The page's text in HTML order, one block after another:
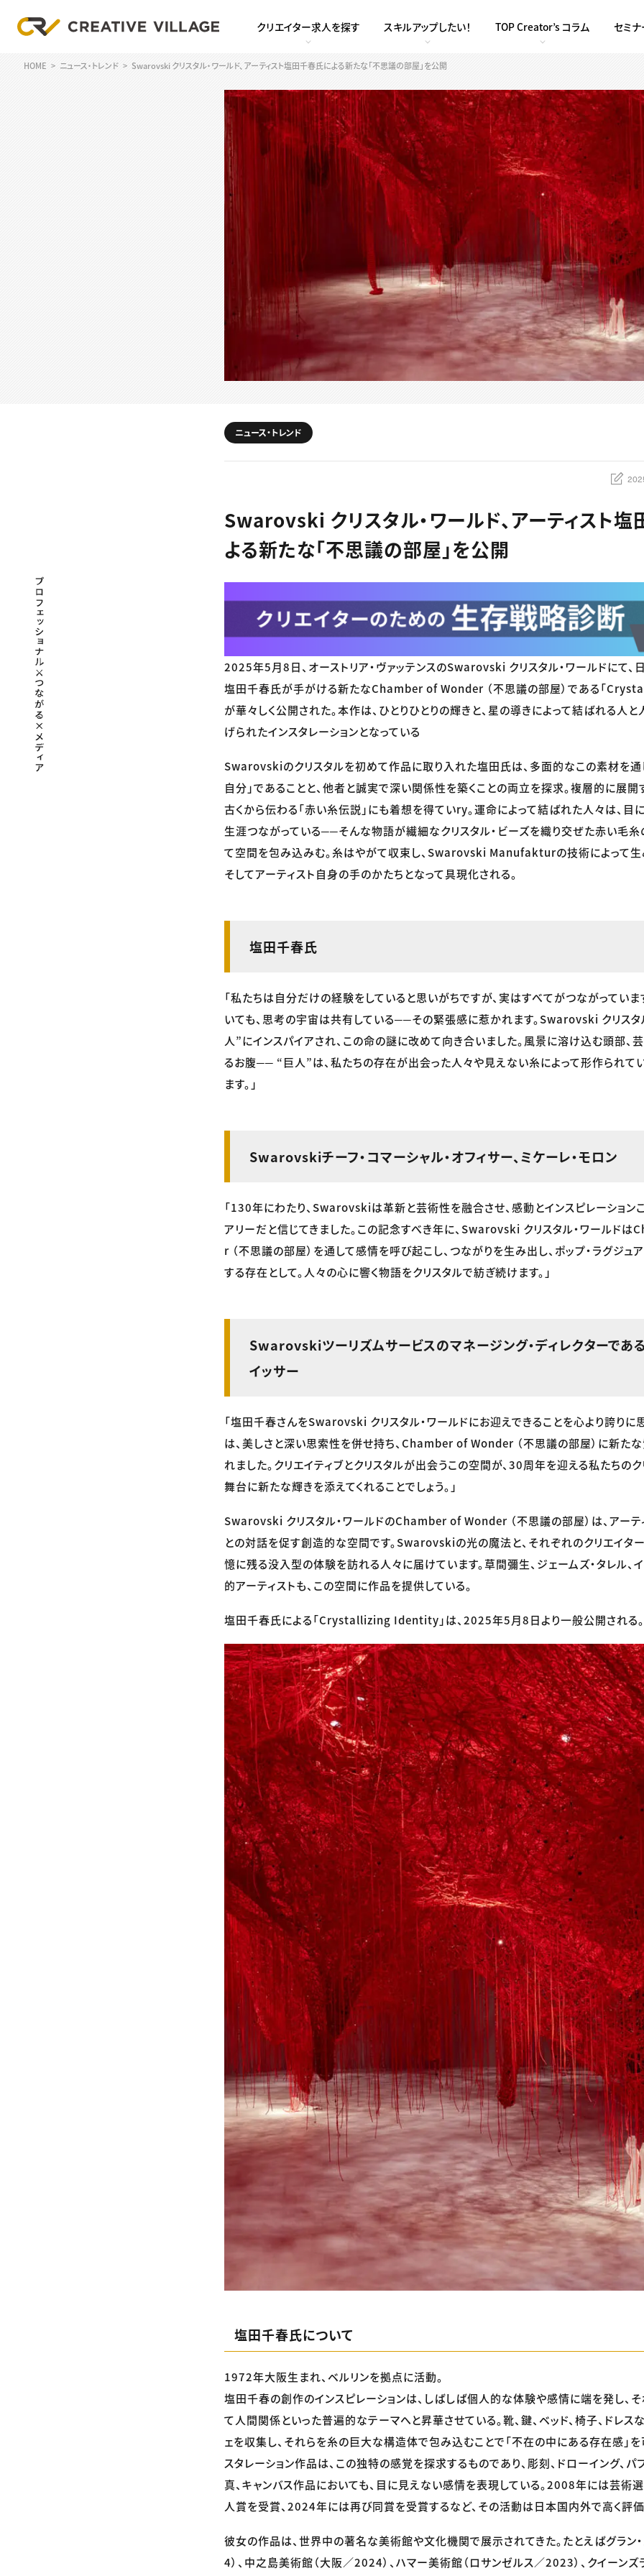
クリエイター求人を探す スキルアップしたい！ TOP Creator’s コラム セミ
HOME ニュース・トレンド Swarovski クリスタル・ワールド、アーティスト塩田千春氏による新たな「不思議の部屋」を公開
プロフェッショナル×つながる×メディア
ニュース・トレンド
Swarovski クリスタル・ワールド、アーティスト
よる新たな「不思議の部屋」を公開
2025年5月8日、オーストリア・ヴァッテンスのSwarovski クリスタル・ワールドにて、
塩田千春氏が手がける新たなChamber of Wonder （不思議の部屋）である「
が華々しく公開された。本作は、ひとりひとりの輝きと、星の導きによって結ばれる人
げられたインスタレーションとなっている
Swarovskiのクリスタルを初めて作品に取り入れた塩田氏は、多面的なこの素材を通
自分」であることと、他者と誠実で深い関係性を築くことの両立を探求。複層的に展開
古くから伝わる「赤い糸伝説」にも着想を得ていry。運命によって結ばれた人々は、目
生涯つながっている──そんな物語が繊細なクリスタル・ビーズを織り交ぜた赤い毛糸
て空間を包み込みむ。糸はやがて収束し、Swarovski Manufakturの技術によって生
そしてアーティスト自身の手のかたちとなって具現化される。
塩田千春氏
「私たちは自分だけの経験をしていると思いがちですが、実はすべてがつながってい
いても、思考の宇宙は共有している──その緊張感に惹かれます。Swarovski クリスタ
人”にインスパイアされ、この命の謎に改めて向き合いました。風景に溶け込む頭部、
るお腹── “巨人”は、私たちの存在が出会った人々や見えない糸によって形作られて
ます。」
Swarovskiチーフ・コマーシャル・オフィサー、ミケーレ・モロン
「130年にわたり、Swarovskiは革新と芸術性を融合させ、感動とインスピレーション
アリーだと信じてきました。この記念すべき年に、Swarovski クリスタル・ワールド
r （不思議の部屋）を通して感情を呼び起こし、つながりを生み出し、ポップ・ラグジュ
する存在として。人々の心に響く物語をクリスタルで紡ぎ続けます。」
Swarovskiツーリズムサービスのマネージング・ディレクターであ
イッサー
「塩田千春さんをSwarovski クリスタル・ワールドにお迎えできることを心より誇りに
は、美しさと深い思索性を併せ持ち、Chamber of Wonder （不思議の部屋）に新たな
れました。クリエイティブとクリスタルが出会うこの空間が、30周年を迎える私たちの
舞台に新たな輝きを添えてくれることでしょう。」
Swarovski クリスタル・ワールドのChamber of Wonder （不思議の部屋）は、アーテ
との対話を促す創造的な空間です。Swarovskiの光の魔法と、それぞれのクリエイタ
憶に残る没入型の体験を訪れる人々に届けています。草間彌生、ジェームズ・タレル、
的アーティストも、この空間に作品を提供している。
塩田千春氏による「Crystallizing Identity」は、2025年5月8日より一般公開される。
塩田千春氏について
1972年大阪生まれ、ベルリンを拠点に活動。
塩田千春の創作のインスピレーションは、しばしば個人的な体験や感情に端を発し、そ
て人間関係といった普遍的なテーマへと昇華させている。靴、鍵、ベッド、椅子、ドレス
ェを収集し、それらを糸の巨大な構造体で包み込むことで「不在の中にある存在感」
スタレーション作品は、この独特の感覚を探求するものであり、彫刻、ドローイング、パ
真、キャンバス作品においても、目に見えない感情を表現している。2008年には芸術
人賞を受賞、2024年には再び同賞を受賞するなど、その活動は日本国内外で高く評価
彼女の作品は、世界中の著名な美術館や文化機関で展示されてきた。たとえばグラン
4）、中之島美術館（大阪／2024）、ハマー美術館（ロサンゼルス／2023）、クイーン